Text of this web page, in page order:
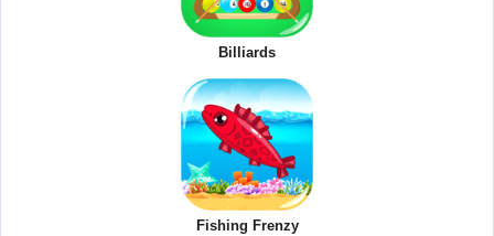
Billiards
Fishing Frenzy